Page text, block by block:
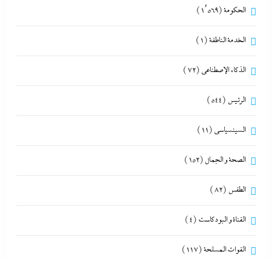
الحكومة(1٬569)
الخدمة الناطقة(1)
الذكاء الإصطناعي (72)
الرئيس (544)
السينسياسي (11)
الصحة و الجمال (152)
الطقس (82)
القناة و البودكاست (4)
القوات المسلحة(117)